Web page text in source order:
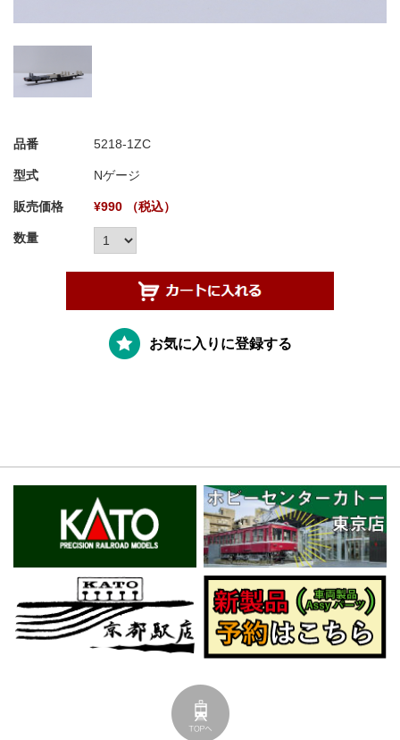
品番 5218-1ZC
型式 Nゲージ
販売価格 ¥990 （税込）
数量
お気に入りに登録する